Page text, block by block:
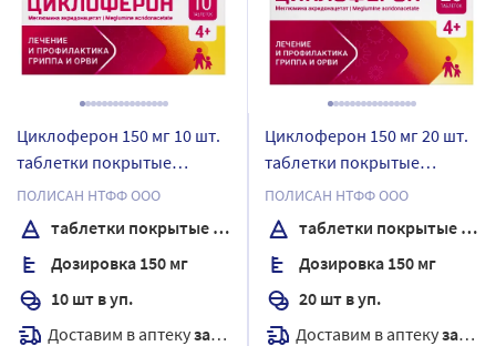
Циклоферон 150 мг 10 шт.
таблетки покрытые
кишечнорастворимой
оболочкой
ПОЛИСАН НТФФ ООО
таблетки покрытые кишечнорастворимой оболочкой
Дозировка 150 мг
10 шт в уп.
Доставим в аптекузавтра
Циклоферон 150 мг 20 шт.
таблетки покрытые
кишечнорастворимой
оболочкой
ПОЛИСАН НТФФ ООО
таблетки покрытые кишечнорастворимой оболочкой
Дозировка 150 мг
20 шт в уп.
Доставим в аптекузавтра